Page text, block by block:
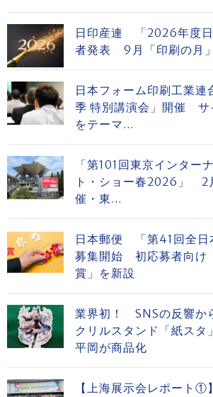
日印産連 「2026年度日
者発表 9月「印刷の月
日本フォーム印刷工業
季 特別講演会」開催 サ
をテーマ...
「第101回東京インター
ト・ショー春2026」 2
催・東...
日本郵便 「第41回全日
募集開始 初応募者向け
賞」を新設
業界初！ SNSの反響か
クリルスタンド「紙ス
平岡が商品化
【上海展示会レポート